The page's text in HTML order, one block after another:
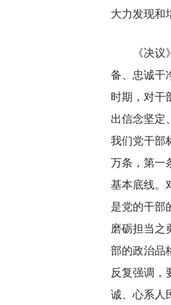
大力发现和
《决议》
备、忠诚干
时期，对干
出信念坚定
我们党干部
万条，第一
基本底线。
是党的干部
磨砺担当之
部的政治品
反复强调，
诚、心系人